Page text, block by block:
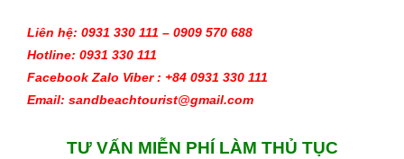
Liên hệ: 0931 330 111 – 0909 570 688
Hotline: 0931 330 111
Facebook Zalo Viber : +84 0931 330 111
Email: sandbeachtourist@gmail.com
TƯ VẤN MIỄN PHÍ LÀM THỦ TỤC